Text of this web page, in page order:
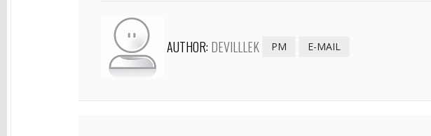
AUTHOR: DEVILLLEK PM E-MAIL